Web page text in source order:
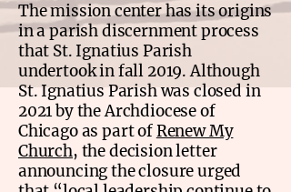
The mission center has its origins
in a parish discernment process
that St. Ignatius Parish
undertook in fall 2019. Although
St. Ignatius Parish was closed in
2021 by the Archdiocese of
Chicago as part ofRenew My
Church, the decision letter
announcing the closure urged